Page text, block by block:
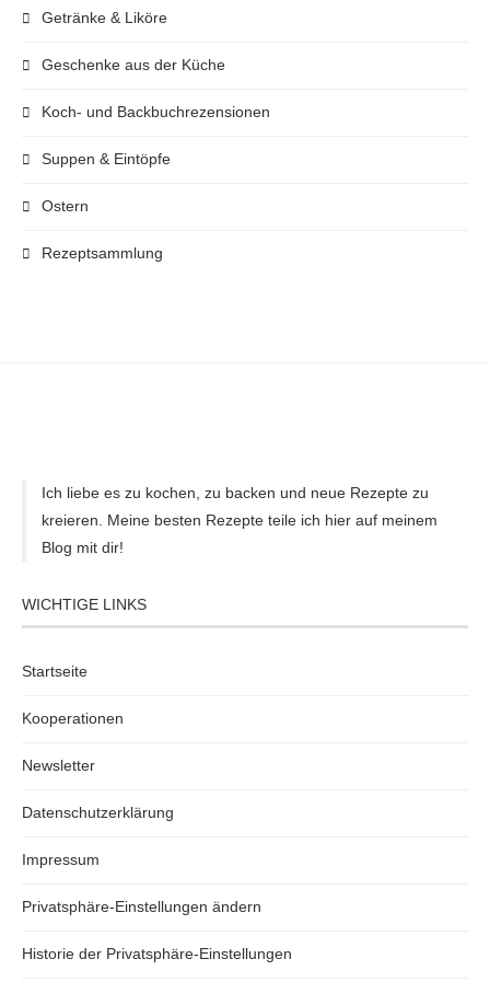
Getränke & Liköre
Geschenke aus der Küche
Koch- und Backbuchrezensionen
Suppen & Eintöpfe
Ostern
Rezeptsammlung
Ich liebe es zu kochen, zu backen und neue Rezepte zu
kreieren. Meine besten Rezepte teile ich hier auf meinem
Blog mit dir!
WICHTIGE LINKS
Startseite
Kooperationen
Newsletter
Datenschutzerklärung
Impressum
Privatsphäre-Einstellungen ändern
Historie der Privatsphäre-Einstellungen